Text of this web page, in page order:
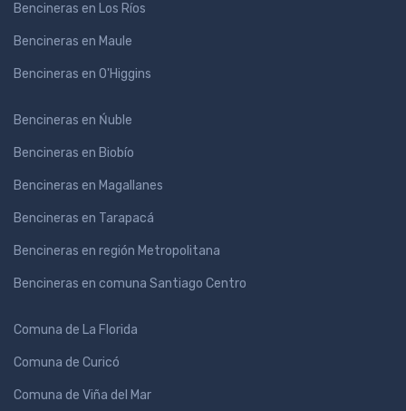
Bencineras en Los Ríos
Bencineras en Maule
Bencineras en O'Higgins
Bencineras en Ńuble
Bencineras en Biobío
Bencineras en Magallanes
Bencineras en Tarapacá
Bencineras en región Metropolitana
Bencineras en comuna Santiago Centro
Comuna de La Florida
Comuna de Curicó
Comuna de Viña del Mar